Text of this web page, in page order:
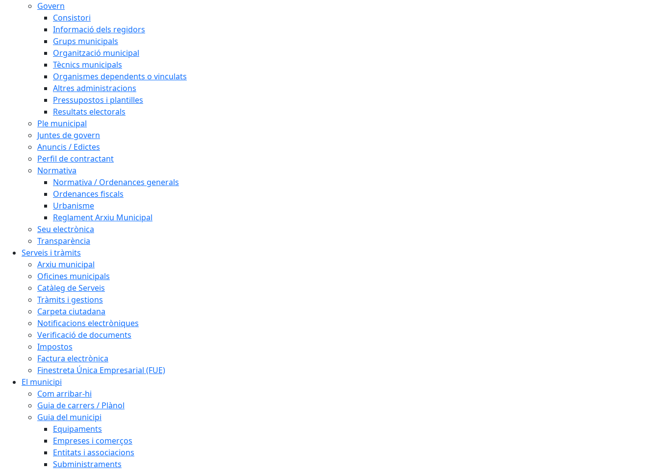
Govern
Consistori
Informació dels regidors
Grups municipals
Organització municipal
Tècnics municipals
Organismes dependents o vinculats
Altres administracions
Pressupostos i plantilles
Resultats electorals
Ple municipal
Juntes de govern
Anuncis / Edictes
Perfil de contractant
Normativa
Normativa / Ordenances generals
Ordenances fiscals
Urbanisme
Reglament Arxiu Municipal
Seu electrònica
Transparència
Serveis i tràmits
Arxiu municipal
Oficines municipals
Catàleg de Serveis
Tràmits i gestions
Carpeta ciutadana
Notificacions electròniques
Verificació de documents
Impostos
Factura electrònica
Finestreta Única Empresarial (FUE)
El municipi
Com arribar-hi
Guia de carrers / Plànol
Guia del municipi
Equipaments
Empreses i comerços
Entitats i associacions
Subministraments